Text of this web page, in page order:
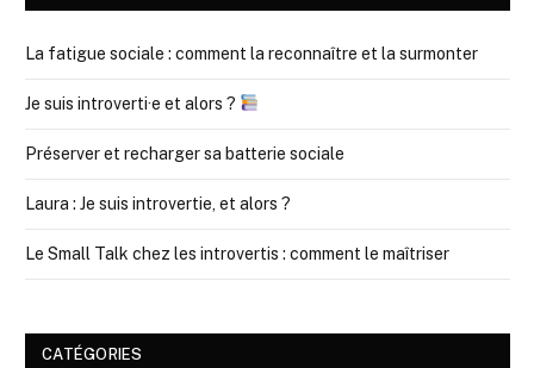
La fatigue sociale : comment la reconnaître et la surmonter
Je suis introverti·e et alors ?
Préserver et recharger sa batterie sociale
Laura : Je suis introvertie, et alors ?
Le Small Talk chez les introvertis : comment le maîtriser
CATÉGORIES